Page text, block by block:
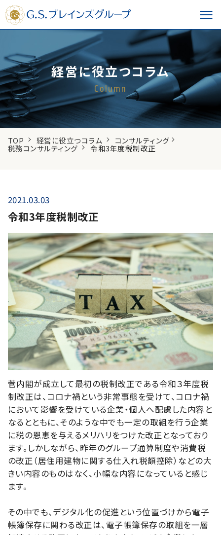
経営に役立つコラム
Column
TOP 経営に役立つコラム コンサルティング
税務コンサルティング 令和3年度税制改正
2021.03.03
令和3年度税制改正
菅内閣が成立して最初の税制改正である令和３年度税
制改正は、コロナ禍という非常事態を受けて、コロナ禍
において影響を受けている企業・個人へ配慮した内容と
なるとともに、そのような中でも一定の取組を行う企業
に税の恩恵を与えるメリハリをつけた改正となっており
ます。しかしながら、昨年のグループ通算制度や消費税
の改正（居住用建物に関する仕入れ税額控除）などの大
きい内容のものはなく、小幅な内容になっていると感じ
ます。
その中でも、デジタル化の促進という位置づけから電子
帳簿保存に関わる改正は、電子帳簿保存の取組を一層